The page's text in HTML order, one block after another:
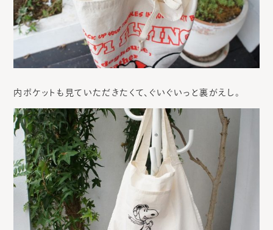
内ポケットも見ていただきたくて、ぐいぐいっと裏がえし。